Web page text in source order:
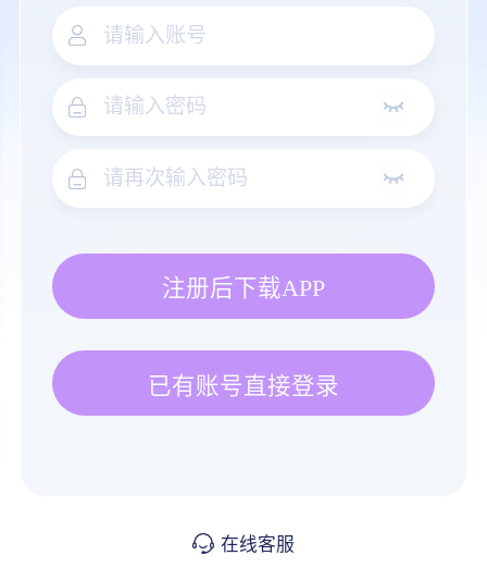
注册后下载APP
已有账号直接登录
在线客服